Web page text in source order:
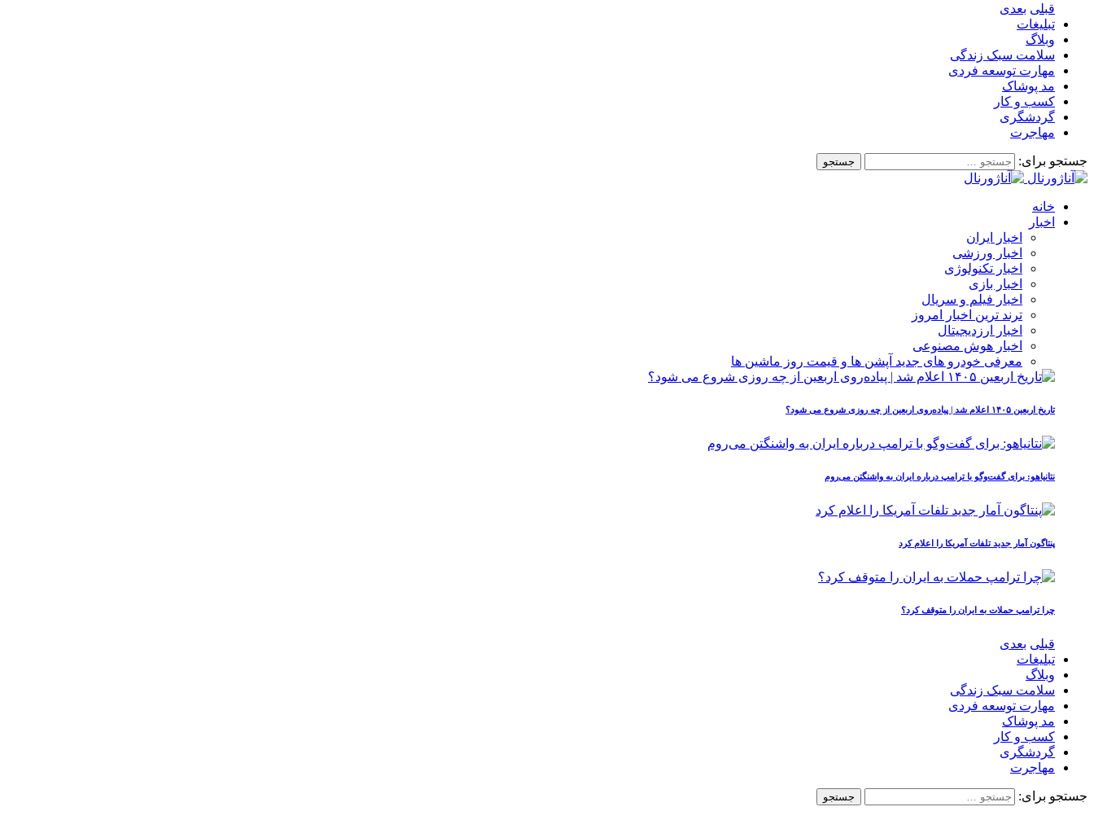
قبلی بعدی
تبلیغات
وبلاگ
سلامت سبک زندگی
مهارت توسعه فردی
مد پوشاک
کسب و کار
گردشگری
مهاجرت
جستجو برای:
خانه
اخبار
اخبار ایران
اخبار ورزشی
اخبار تکنولوژی
اخبار بازی
اخبار فیلم و سریال
ترند ترین اخبار امروز
اخبار ارزدیجیتال
اخبار هوش مصنوعی
معرفی خودرو های جدید آپشن‌ ها و قیمت روز ماشین‌ ها
تاریخ اربعین ۱۴۰۵ اعلام شد | پیاده‌روی اربعین از چه روزی شروع می‌ شود؟
نتانیاهو: برای گفت‌وگو با ترامپ درباره ایران به واشنگتن می‌روم
پنتاگون آمار جدید تلفات آمریکا را اعلام کرد
چرا ترامپ حملات به ایران را متوقف کرد؟
قبلی بعدی
تبلیغات
وبلاگ
سلامت سبک زندگی
مهارت توسعه فردی
مد پوشاک
کسب و کار
گردشگری
مهاجرت
جستجو برای: